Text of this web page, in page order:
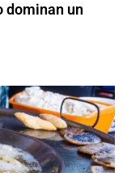
dominan un